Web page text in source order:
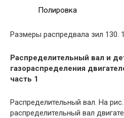
Полировка
Размеры распредвала зил 130.
Распределительный вал и
газораспределения
часть 1
Распределительный вал. На
распределительный вал